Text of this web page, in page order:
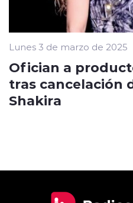
Lunes 3 de marzo de 2025
Ofician a
tras cancelación
Shakira